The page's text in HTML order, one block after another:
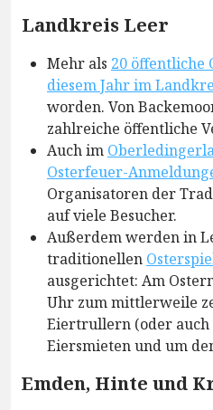
Landkreis Leer
Mehr als 20 öffentliche
diesem Jahr im
worden. Von
zahlreiche öffentliche
Auch im
Osterfeuer-
Organisatoren der
auf viele Besucher.
Außerdem werden in
traditionellen
ausgerichtet: Am
Uhr zum mittlerweile
Eiertrullern (oder
Eiersmieten und um
Emden, Hinte und